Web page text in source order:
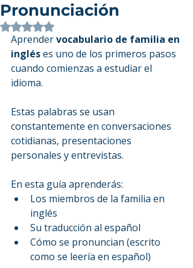
Pronunciación
Obtuvo NaN de 5 estrellas.
Aprender vocabulario de familia en
inglés es uno de los primeros pasos
cuando comienzas a estudiar el
idioma.
Estas palabras se usan
constantemente en conversaciones
cotidianas, presentaciones
personales y entrevistas.
En esta guía aprenderás:
Los miembros de la familia en
inglés
Su traducción al español
Cómo se pronuncian (escrito
como se leería en español)